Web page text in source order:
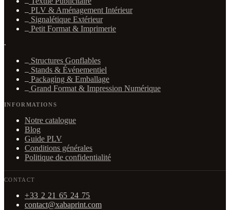
PLV & Aménagement Intérieur
Signalétique Extérieur
Petit Format & Imprimerie
·
Structures Gonflables
Stands & Événementiel
Packaging & Emballage
Grand Format & Impression Numérique
INFORMATIONS
Notre catalogue
Blog
Guide PLV
Conditions générales
Politique de confidentialité
CONTACT
+33 2 21 65 24 75
contact@xabaprint.com